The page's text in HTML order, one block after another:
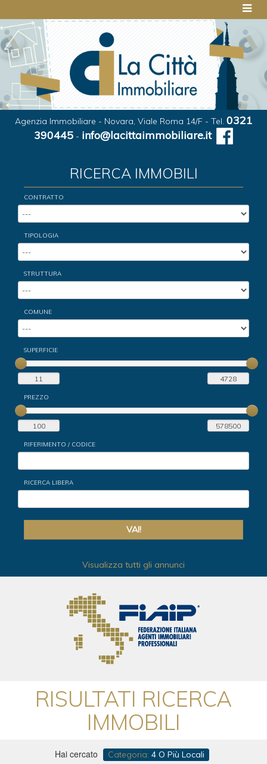
Agenzia Immobiliare - Novara, Viale Roma 14/F - Tel. 0321
390445 - info@lacittaimmobiliare.it
RICERCA IMMOBILI
CONTRATTO
TIPOLOGIA
STRUTTURA
COMUNE
SUPERFICIE
PREZZO
RIFERIMENTO / CODICE
RICERCA LIBERA
Visualizza tutti gli annunci
RISULTATI RICERCA
IMMOBILI
Hai cercato Categoria: 4 O Più Locali